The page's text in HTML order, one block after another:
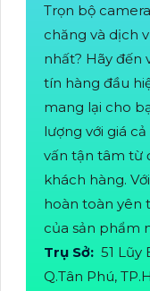
Trọn bộ
chăng và dịch
nhất? Hãy đến
tín hàng đầu
mang lại cho
lượng với giá
vấn tận tâm từ
khách hàng.
hoàn toàn yên
của sản phẩm
Trụ Sở: 51 Lũy
Q.Tân Phú,